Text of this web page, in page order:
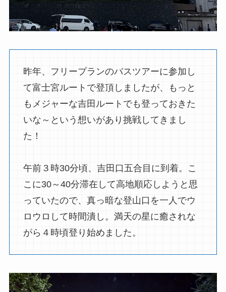
昨年、フリープランのバスツアーに参加し
て富士宮ルートで登頂しましたが、もっと
もメジャーな吉田ルートでも登っておきた
いな～という想いがあり挑戦してきまし
た！
午前３時30分頃、吉田口五合目に到着。こ
こに30～40分滞在して高地順応しようと思
っていたので、真っ暗な登山口を一人でウ
ロウロして時間潰し。満天の星に癒されな
がら４時頃登り始めました。